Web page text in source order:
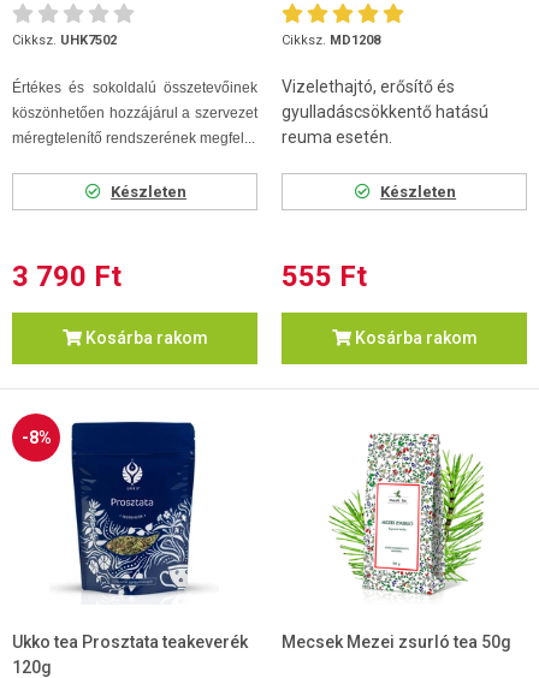
Cikksz. UHK7502
Értékes és sokoldalú összetevőinek
köszönhetően hozzájárul a szervezet
méregtelenítő rendszerének megfel...
Készleten
3 790 Ft
Kosárba rakom
Cikksz. MD1208
Vizelethajtó, erősítő és
gyulladáscsökkentő hatású
reuma esetén.
Készleten
555 Ft
Kosárba rakom
-8%
Ukko tea Prosztata teakeverék
120g
Mecsek Mezei zsurló tea 50g